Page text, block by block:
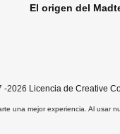
El origen del
-2026 Licencia de Creative
una mejor experiencia. Al usar